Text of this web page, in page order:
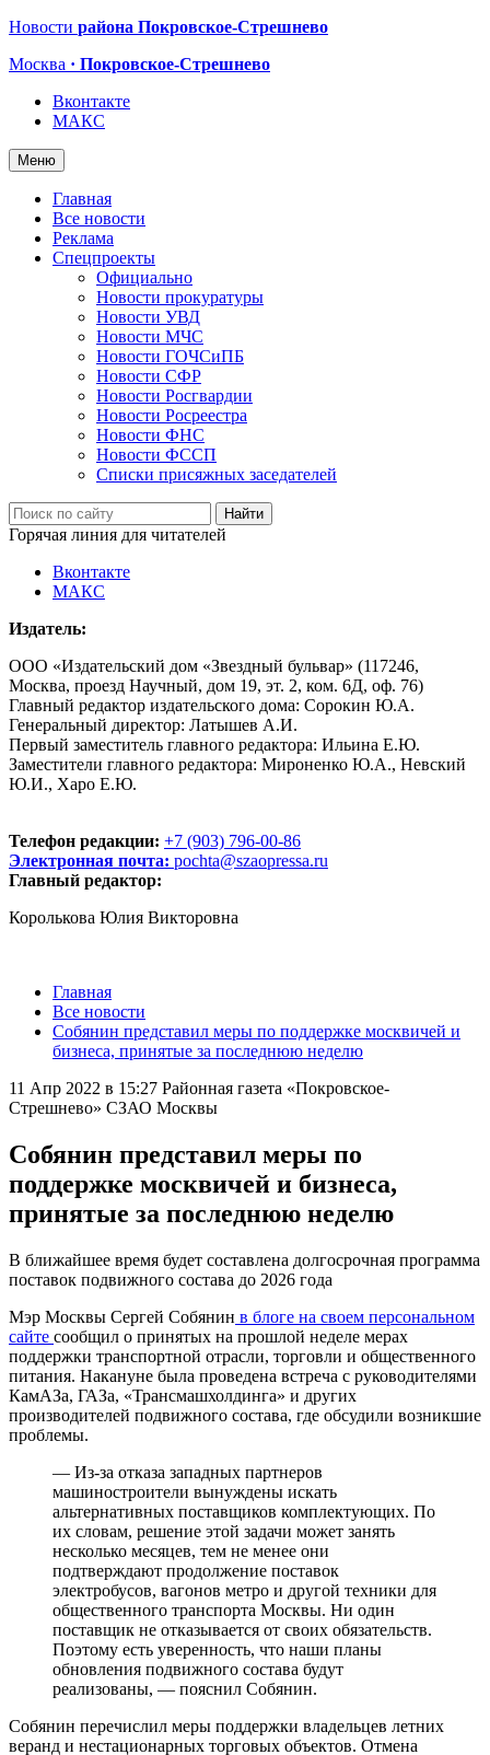
Новости района Покровское-Стрешнево
Москва · Покровское-Стрешнево
Вконтакте
МАКС
Меню
Главная
Все новости
Реклама
Спецпроекты
Официально
Новости прокуратуры
Новости УВД
Новости МЧС
Новости ГОЧСиПБ
Новости СФР
Новости Росгвардии
Новости Росреестра
Новости ФНС
Новости ФССП
Списки присяжных заседателей
Горячая линия для читателей
Вконтакте
МАКС
Издатель:
ООО «Издательский дом «Звездный бульвар» (117246,
Москва, проезд Научный, дом 19, эт. 2, ком. 6Д, оф. 76)
Главный редактор издательского дома: Сорокин Ю.А.
Генеральный директор: Латышев А.И.
Первый заместитель главного редактора: Ильина Е.Ю.
Заместители главного редактора: Мироненко Ю.А., Невский
Ю.И., Харо Е.Ю.
Телефон редакции: +7 (903) 796-00-86
Электронная почта: pochta@szaopressa.ru
Главный редактор:
Королькова Юлия Викторовна
Главная
Все новости
Собянин представил меры по поддержке москвичей и
бизнеса, принятые за последнюю неделю
11 Апр 2022 в 15:27 Районная газета «Покровское-
Стрешнево» СЗАО Москвы
Собянин представил меры по
поддержке москвичей и бизнеса,
принятые за последнюю неделю
В ближайшее время будет составлена долгосрочная программа
поставок подвижного состава до 2026 года
Мэр Москвы Сергей Собянин в блоге на своем персональном
сайте сообщил о принятых на прошлой неделе мерах
поддержки транспортной отрасли, торговли и общественного
питания. Накануне была проведена встреча с руководителями
КамАЗа, ГАЗа, «Трансмашхолдинга» и других
производителей подвижного состава, где обсудили возникшие
проблемы.
— Из-за отказа западных партнеров
машиностроители вынуждены искать
альтернативных поставщиков комплек­тующих. По
их словам, решение этой задачи может занять
несколько месяцев, тем не менее они
подтверждают продолжение поставок
электробусов, вагонов метро и другой техники для
общественного транспорта Москвы. Ни один
поставщик не отказывается от своих обязательств.
Поэтому есть уверенность, что наши планы
обновления подвижного состава будут
реализованы, — пояснил Собянин.
Собянин перечислил меры поддержки владельцев летних
веранд и нестационарных торговых объектов. Отмена